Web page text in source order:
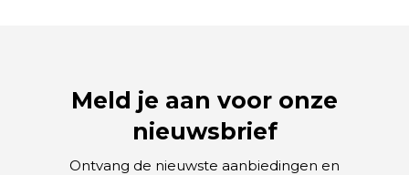
Meld je aan voor onze
nieuwsbrief
Ontvang de nieuwste aanbiedingen en